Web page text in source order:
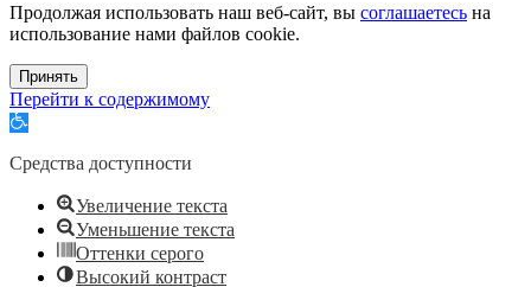
Продолжая использовать наш веб-сайт, вы соглашаетесь на
использование нами файлов cookie.
Принять
Перейти к содержимому
Открыть
инструментов
Средства доступности
Увеличение текста
Уменьшение текста
Оттенки серого
Высокий контраст